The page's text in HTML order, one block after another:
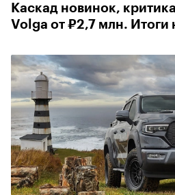
Каскад новинок,
Volga от ₽2,7 млн. Итоги